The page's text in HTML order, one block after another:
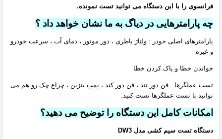
فرانسوی را با این دستگاه می توانید تست نمونده.
چه پارامترهایی در دیاگ به ما نشان خواهد داد ؟
پارامترهای اصلی خودر : ولتاژ باطری ، دور موتور ، دمای آب ، سرعت خودرو
و غیره
خواندن خطا و پاک کردن خطا
تست عملگرها : فن دور تند ، فن دور کند ، پمپ بنزین ، چراغ چک رو هم می
توانید با تست عملگرها تست کنید.
امکانات کامل این دستگاه را توضیح می دهید؟
دستگاه تست سیم کشی مدل DW3